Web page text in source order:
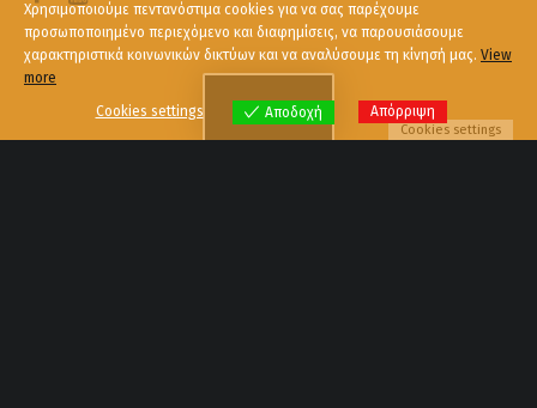
Menu
Χρησιμοποιούμε πεντανόστιμα cookies για να σας παρέχουμε
προσωποποιημένο περιεχόμενο και διαφημίσεις, να παρουσιάσουμε
χαρακτηριστικά κοινωνικών δικτύων και να αναλύσουμε τη κίνησή μας. View
more
Cookies settings
Αποδοχή Απόρριψη
Cookies settings